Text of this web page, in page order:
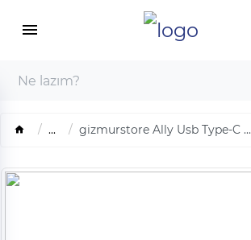
... gizmurstore Ally Usb Type-C ...